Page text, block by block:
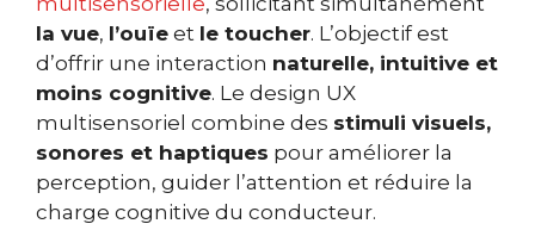
la vue, l’ouïe et le toucher. L’objectif est
d’offrir une interaction naturelle, intuitive et
moins cognitive. Le design UX
multisensoriel combine des stimuli visuels,
sonores et haptiques pour améliorer la
perception, guider l’attention et réduire la
charge cognitive du conducteur.